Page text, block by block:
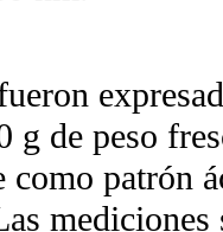
g de peso
como patrón